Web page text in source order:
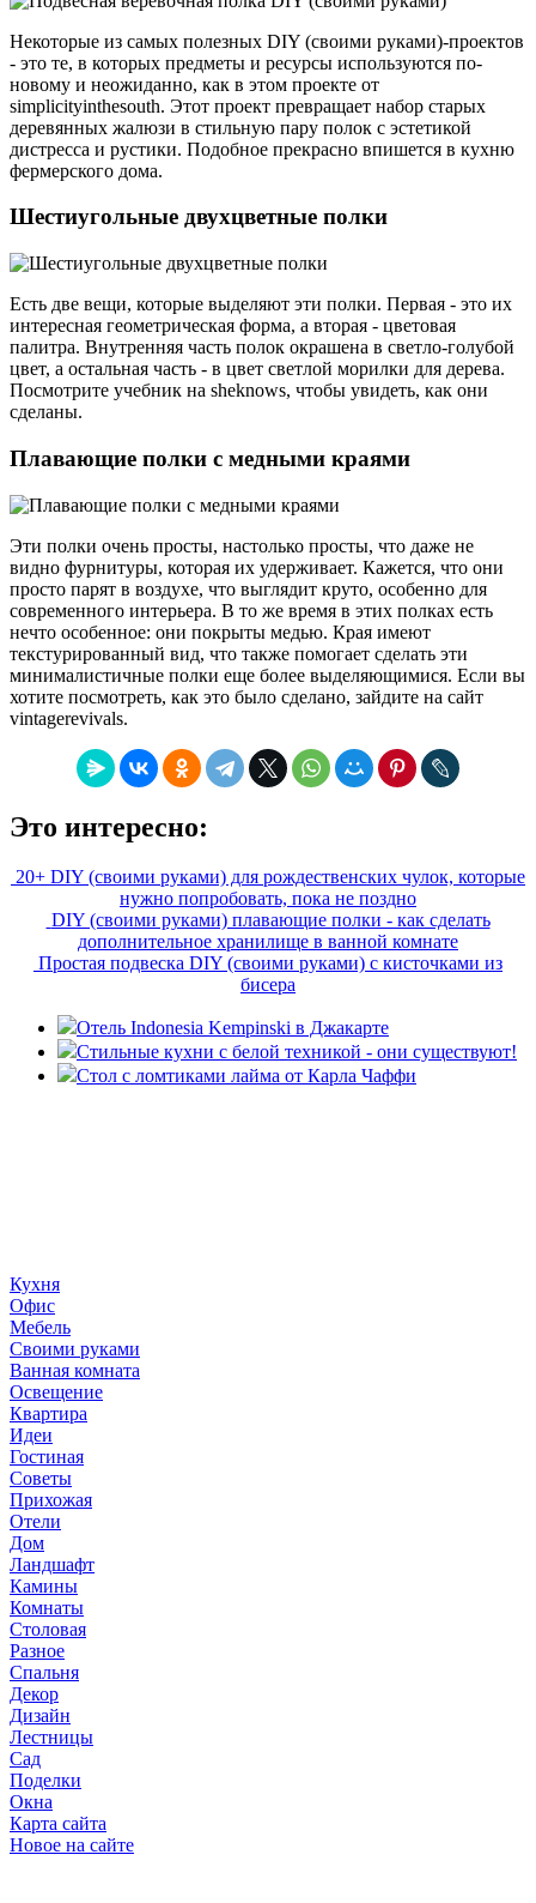
Некоторые из самых полезных DIY (своими руками)-проектов
- это те, в которых предметы и ресурсы используются по-
новому и неожиданно, как в этом проекте от
simplicityinthesouth. Этот проект превращает набор старых
деревянных жалюзи в стильную пару полок с эстетикой
дистресса и рустики. Подобное прекрасно впишется в кухню
фермерского дома.
Шестиугольные двухцветные полки
Есть две вещи, которые выделяют эти полки. Первая - это их
интересная геометрическая форма, а вторая - цветовая
палитра. Внутренняя часть полок окрашена в светло-голубой
цвет, а остальная часть - в цвет светлой морилки для дерева.
Посмотрите учебник на sheknows, чтобы увидеть, как они
сделаны.
Плавающие полки с медными краями
Эти полки очень просты, настолько просты, что даже не
видно фурнитуры, которая их удерживает. Кажется, что они
просто парят в воздухе, что выглядит круто, особенно для
современного интерьера. В то же время в этих полках есть
нечто особенное: они покрыты медью. Края имеют
текстурированный вид, что также помогает сделать эти
минималистичные полки еще более выделяющимися. Если вы
хотите посмотреть, как это было сделано, зайдите на сайт
vintagerevivals.
Это интересно:
20+ DIY (своими руками) для рождественских чулок, которые
нужно попробовать, пока не поздно
DIY (своими руками) плавающие полки - как сделать
дополнительное хранилище в ванной комнате
Простая подвеска DIY (своими руками) с кисточками из
бисера
Отель Indonesia Kempinski в Джакарте
Стильные кухни с белой техникой - они существуют!
Стол с ломтиками лайма от Карла Чаффи
Кухня
Офис
Мебель
Своими руками
Ванная комната
Освещение
Квартира
Идеи
Гостиная
Советы
Прихожая
Отели
Дом
Ландшафт
Камины
Комнаты
Столовая
Разное
Спальня
Декор
Дизайн
Лестницы
Сад
Поделки
Окна
Карта сайта
Новое на сайте